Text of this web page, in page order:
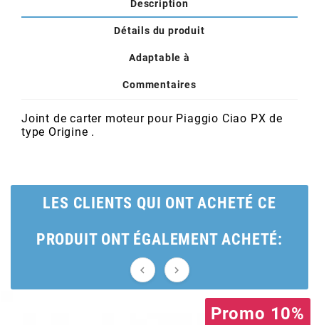
ARCHIVE
ARTEIN
ARTEK
Description
Détails du produit
Adaptable à
Commentaires
Joint de carter moteur pour Piaggio Ciao PX de
type Origine .
LES CLIENTS QUI ONT ACHETÉ CE
PRODUIT ONT ÉGALEMENT ACHETÉ:
 
Promo 10%